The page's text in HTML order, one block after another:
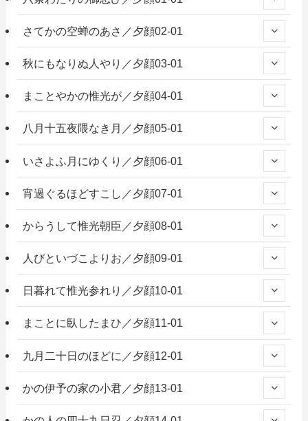
さてかの空蝉のあさ／夕顔02-01
秋にもなりぬ人やり／夕顔03-01
まことやかの惟光が／夕顔04-01
八月十五夜隈なき月／夕顔05-01
いさよふ月にゆくり／夕顔06-01
宵過ぐるほどすこし／夕顔07-01
からうして惟光朝臣／夕顔08-01
人びといづこよりお／夕顔09-01
日暮れて惟光参れり／夕顔10-01
まことに臥したまひ／夕顔11-01
九月二十日のほどに／夕顔12-01
かの伊予の家の小君／夕顔13-01